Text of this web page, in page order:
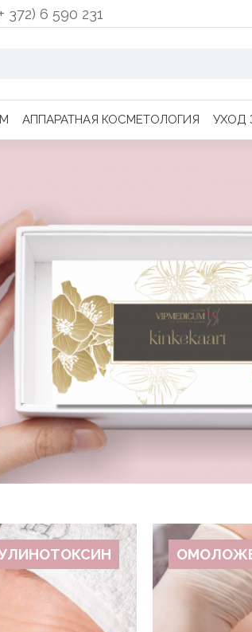
372) 6 590 231
АППАРАТНАЯ КОСМЕТОЛОГИЯ УХОД